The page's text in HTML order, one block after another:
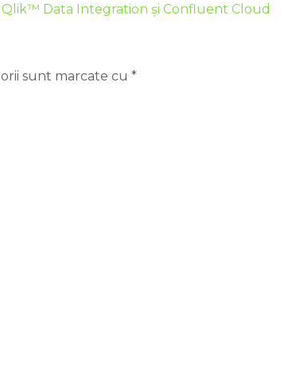
Data Integration și Confluent Cloud
sunt marcate cu *